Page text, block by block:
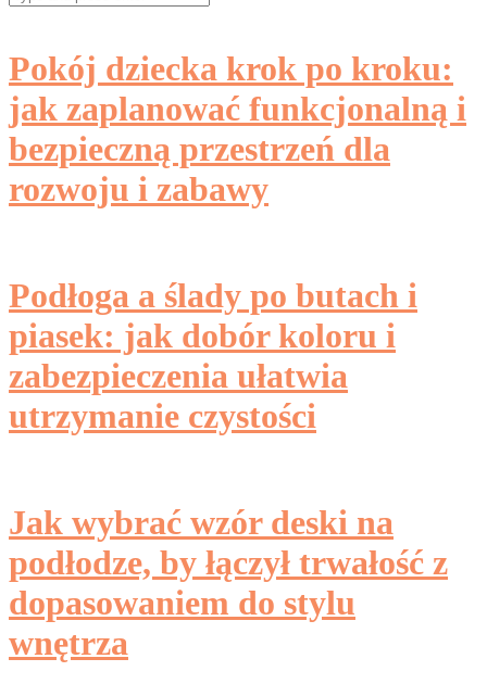
for:
Pokój dziecka krok po kroku:
jak zaplanować funkcjonalną i
bezpieczną przestrzeń dla
rozwoju i zabawy
Podłoga a ślady po butach i
piasek: jak dobór koloru i
zabezpieczenia ułatwia
utrzymanie czystości
Jak wybrać wzór deski na
podłodze, by łączył trwałość z
dopasowaniem do stylu
wnętrza